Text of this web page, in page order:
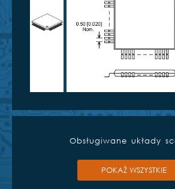
Obsługiwane układy
POKAŻ WSZYSTKIE